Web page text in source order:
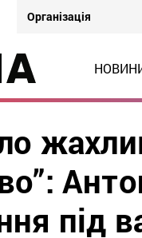
Організація
під